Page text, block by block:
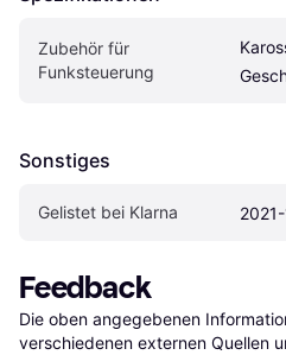
Zubehör für
Funksteuerung
Sonstiges
Gelistet bei Klarna
Feedback
Die oben angegebenen
verschiedenen externen Quellen